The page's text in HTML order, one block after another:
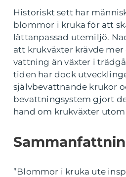
Historiskt sett har
blommor i kruka för att
lättanpassad utemiljö.
att krukväxter krävde
vattning än växter i
tiden har dock
självbevattnande krukor
bevattningsystem gjort
hand om krukväxter
”Blommor i kruka ute